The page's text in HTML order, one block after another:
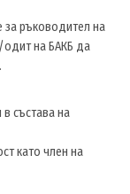
за ръководител на
одит на БАКБ да
състава на
като член на